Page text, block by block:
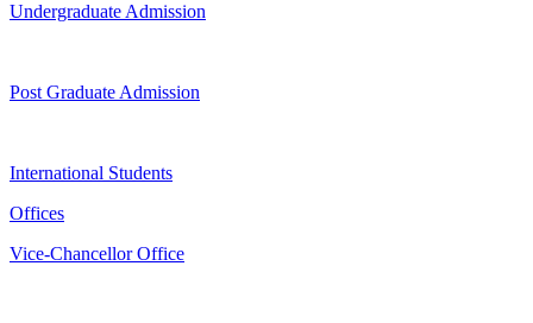
Undergraduate Admission
Post Graduate Admission
International Students
Offices
Vice-Chancellor Office